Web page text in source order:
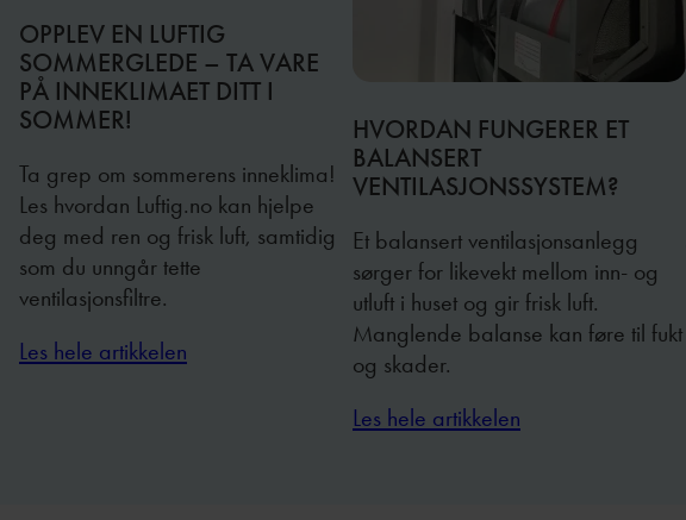
OPPLEV EN LUFTIG
SOMMERGLEDE – TA VARE
PÅ INNEKLIMAET DITT I
SOMMER!
Ta grep om sommerens inneklima!
Les hvordan Luftig.no kan hjelpe
deg med ren og frisk luft, samtidig
som du unngår tette
ventilasjonsfiltre.
Les hele artikkelen
HVORDAN FUNGERER ET
BALANSERT
VENTILASJONSSYSTEM?
Et balansert ventilasjonsanlegg
sørger for likevekt mellom inn- og
utluft i huset og gir frisk luft.
Manglende balanse kan føre til fukt
og skader.
Les hele artikkelen